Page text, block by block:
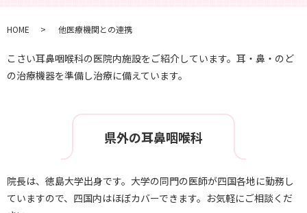
HOME 他医療機関との連携
こさい耳鼻咽喉科の医院内施設をご紹介しています。耳・鼻・のど
の治療機器を準備し治療に備えています。
県外の耳鼻咽喉科
院長は、徳島大学出身です。大学の同門の医師が四国各地に勤務し
ていますので、四国内はほぼカバーできます。お気軽にご相談くだ